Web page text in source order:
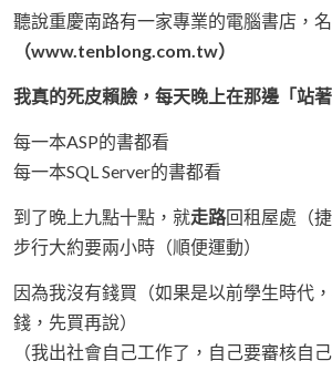
聽說重慶南路有一家專業的電腦書店，
（www.tenblong.com.tw）
我真的死皮賴臉，每天晚上在那邊「站
每一本ASP的書都看
每一本SQL Server的書都看
到了晚上九點十點，就走路回租屋處（
步行大約要兩小時（順便運動）
因為我沒有錢買（如果是以前學生時代
錢，先買再說）
（我出社會自己工作了，自己要審核自